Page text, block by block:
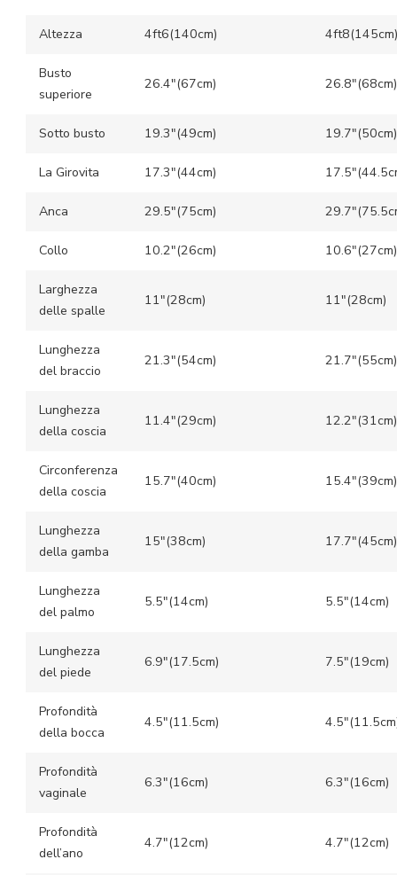
Altezza 4ft6(140cm) 4ft8(145cm)
Busto
superiore
26.4″(67cm) 26.8″(68cm)
Sotto busto 19.3″(49cm) 19.7″(50cm)
La Girovita 17.3″(44cm)
Anca 29.5″(75cm)
Collo 10.2″(26cm) 10.6″(27cm)
Larghezza
delle spalle
11″(28cm) 11″(28cm)
Lunghezza
del braccio
21.3″(54cm) 21.7″(55cm)
Lunghezza
della coscia
11.4″(29cm) 12.2″(31cm)
Circonferenza
della coscia
15.7″(40cm) 15.4″(39cm)
Lunghezza
della gamba
15″(38cm) 17.7″(45cm)
Lunghezza
del palmo
5.5″(14cm) 5.5″(14cm)
Lunghezza
del piede
6.9″(17.5cm) 7.5″(19cm)
Profondità
della bocca
4.5″(11.5cm)
Profondità
vaginale
6.3″(16cm) 6.3″(16cm)
Profondità
dell’ano
4.7″(12cm) 4.7″(12cm)